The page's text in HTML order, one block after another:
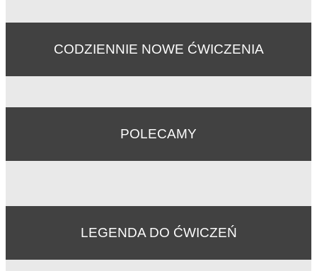
CODZIENNIE NOWE ĆWICZENIA
POLECAMY
LEGENDA DO ĆWICZEŃ